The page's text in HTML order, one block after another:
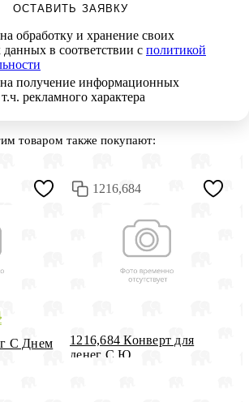
ОСТАВИТЬ ЗАЯВКУ
обработку и хранение своих
в соответствии с политикой
получение информационных
рекламного характера
товаром также покупают:
С Днем
1216,684
1216,684 Конверт для
денег С Ю...